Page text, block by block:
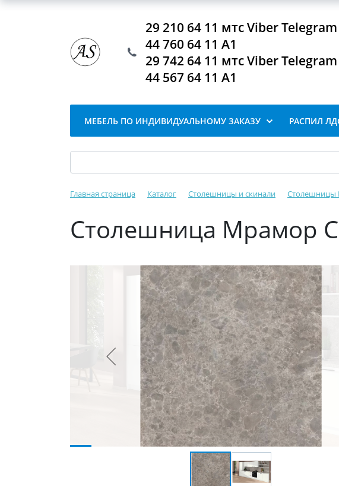
29 210 64 11 мтс Viber
44 760 64 11 А1
29 742 64 11 мтс Viber
44 567 64 11 А1
МЕБЕЛЬ ПО ИНДИВИДУАЛЬНОМУ ЗАКАЗУ РАСПИЛ
Главная страница Каталог Столешницы и скинали Столешницы
Столешница Мрамор